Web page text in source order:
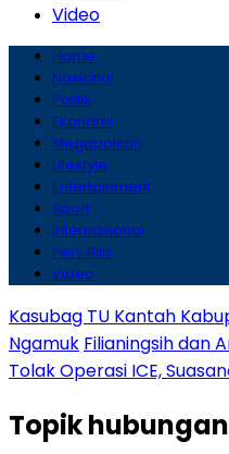
Video
Home
Nasional
Politik
Ekonomi
Megapolitan
Lifestyle
Entertainment
Sport
Internasional
Pers Rilis
Video
Kasubag TU Kantah
Ngamuk Filianingsih dan
Tolak Operasi ICE,
Topik